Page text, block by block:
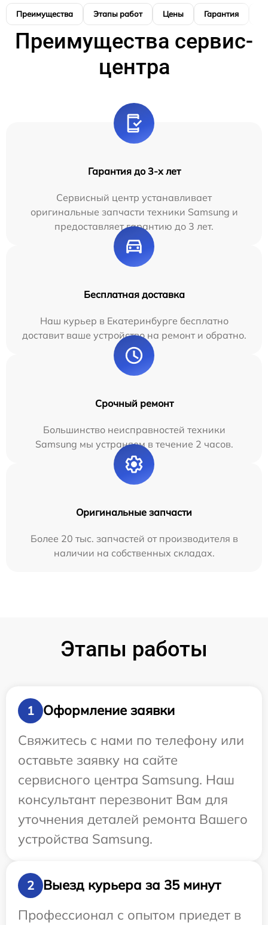
Преимущества Этапы работ Цены Гарантия
Преимущества сервис-
центра
Гарантия до 3-х лет
Сервисный центр устанавливает
оригинальные запчасти техники Samsung и
предоставляет гарантию до 3 лет.
Бесплатная доставка
Наш курьер в Екатеринбурге бесплатно
доставит ваше устройство на ремонт и обратно.
Срочный ремонт
Большинство неисправностей техники
Samsung мы устраняем в течение 2 часов.
Оригинальные запчасти
Более 20 тыс. запчастей от производителя в
наличии на собственных складах.
Этапы работы
1
Оформление заявки
Свяжитесь с нами по телефону или
оставьте заявку на сайте
сервисного центра Samsung. Наш
консультант перезвонит Вам для
уточнения деталей ремонта Вашего
устройства Samsung.
2
Выезд курьера за 35 минут
Профессионал с опытом приедет в